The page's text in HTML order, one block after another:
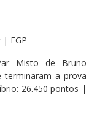
| FGP
Misto de Bruno
terminaram a prova
26.450 pontos |